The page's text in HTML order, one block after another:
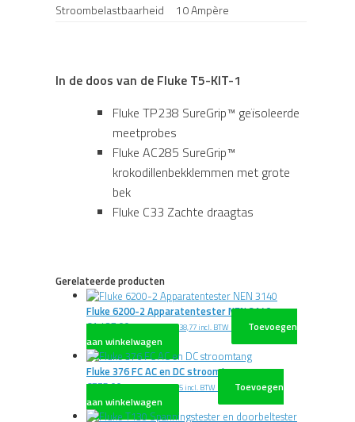
Stroombelastbaarheid
10 Ampère
In de doos van de Fluke T5-KIT-1
Fluke TP238 SureGrip™ geïsoleerde
meetprobes
Fluke AC285 SureGrip™
krokodillenbekklemmen met grote
bek
Fluke C33 Zachte draagtas
Gerelateerde producten
Fluke 6200-2 Apparatentester NEN 3140
€1.437,00 excl. BTW€1.738,77 incl. BTW
Toevoegen
aan winkelwagen
Fluke 376 FC AC en DC stroomtang
€775,00 excl. BTW€937,75 incl. BTW
Toevoegen
aan winkelwagen